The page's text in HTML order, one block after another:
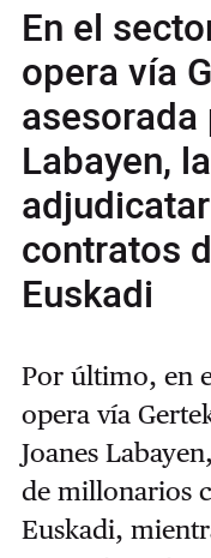
En el
opera vía
Labayen,
contratos
Euskadi
Por último, en
opera vía
Joanes
de millonarios
Euskadi,